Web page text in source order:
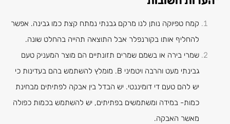
קמח טפיוקה נותן לנו מרקם גבנתי נמתח קצת כמו גבינה. אפשר
להחליף אותו בקורנפלר אבל התוצאה תהייה בהחלט שונה.
שמרי בירה או בשמם שמרים תזונתיים הם מוצר המעניק טעם
גבינתי מעט והרבה ויטמיני B. מומלץ להשתמש בהם בעדינות כי
יש להם טעם די דומיננטי. יש הבדל בין אבקה לפתיתים מבחינת
כמות- במידה ומשתמשים בפתיתים, יש להשתמש בכמות כפולה
מאשר האבקה.